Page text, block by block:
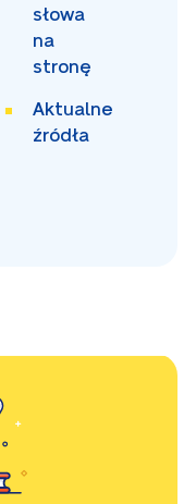
słowa
na
stronę
Aktualne
źródła